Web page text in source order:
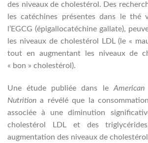
des niveaux de cholestérol. Des
les catéchines présentes dans le thé
l’EGCG (épigallocatéchine gallate),
les niveaux de cholestérol LDL (le «
tout en augmentant les niveaux de
« bon » cholestérol).
Une étude publiée dans le
Nutrition a révélé que la
associée à une diminution
cholestérol LDL et des
augmentation des niveaux de